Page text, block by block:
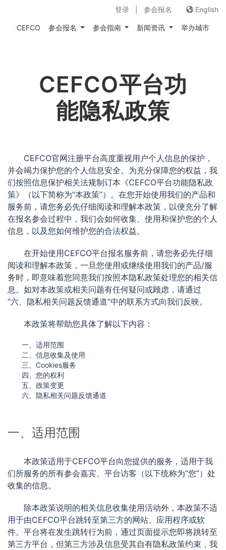
登录 参会报名 English
关于CEFCO 参会报名 参会指南 新闻资讯 举办城市
CEFCO平台功
能隐私政策
CEFCO官网注册平台高度重视用户个人信息的保护，
并会竭力保护您的个人信息安全。为充分保障您的权益，我
们按照信息保护相关法规制订本《CEFCO平台功能隐私政
策》（以下简称为“本政策”）。在您开始使用我们的产品和
服务前，请您务必先仔细阅读和理解本政策，以便充分了解
在报名参会过程中，我们会如何收集、使用和保护您的个人
信息，以及您如何维护您的合法权益。
在开始使用CEFCO平台报名服务前，请您务必先仔细
阅读和理解本政策，一旦您使用或继续使用我们的产品/服
务时，即意味着您同意我们按照本隐私政策处理您的相关信
息。如对本政策或相关问题有任何疑问或顾虑，请通过
“六、隐私相关问题反馈通道”中的联系方式向我们反映。
本政策将帮助您具体了解以下内容：
一、适用范围
二、信息收集及使用
三、Cookies服务
四、您的权利
五、政策变更
六、隐私相关问题反馈通道
一、适用范围
本政策适用于CEFCO平台向您提供的服务，适用于我
们所服务的所有参会嘉宾、平台访客（以下统称为“您”）处
收集的信息。
除本政策说明的相关信息收集使用活动外，本政策不适
用于由CEFCO平台跳转至第三方的网站、应用程序或软
件。平台将在发生跳转行为前，通过页面提示您即将跳转至
第三方平台，但第三方涉及信息受其自有隐私政策约束，我